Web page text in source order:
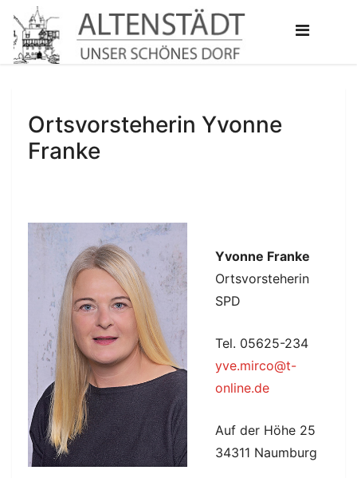
Ortsvorsteherin Yvonne
Franke
Yvonne Franke
Ortsvorsteherin
SPD
Tel. 05625-234
yve.mirco@t-
online.de
Auf der Höhe 25
34311 Naumburg